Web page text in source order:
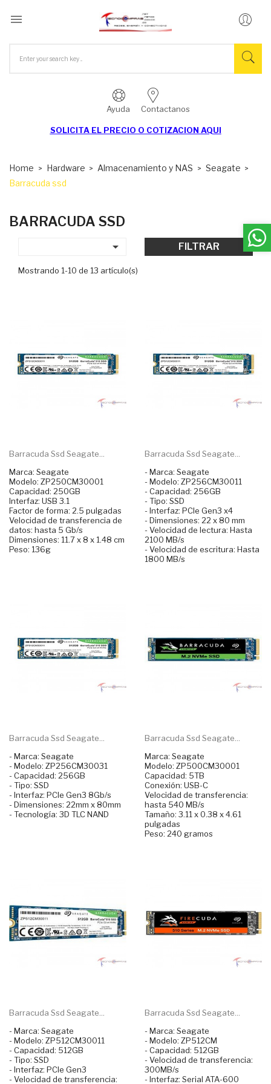

Ayuda Contactanos
SOLICITA EL PRECIO O COTIZACION AQUI
Home Hardware Almacenamiento y NAS
Seagate
Barracuda ssd
BARRACUDA SSD
 FILTRAR
Mostrando 1-10 de 13 artículo(s)
Barracuda Ssd Seagate...
Marca: Seagate
Modelo: ZP250CM30001
Capacidad: 250GB
Interfaz: USB 3.1
Factor de forma: 2.5 pulgadas
Velocidad de transferencia de
datos: hasta 5 Gb/s
Dimensiones: 11.7 x 8 x 1.48 cm
Peso: 136g
Barracuda Ssd Seagate...
- Marca: Seagate
- Modelo: ZP256CM30011
- Capacidad: 256GB
- Tipo: SSD
- Interfaz: PCIe Gen3 x4
- Dimensiones: 22 x 80 mm
- Velocidad de lectura: Hasta
2100 MB/s
- Velocidad de escritura: Hasta
1800 MB/s
Barracuda Ssd Seagate...
- Marca: Seagate
- Modelo: ZP256CM30031
- Capacidad: 256GB
- Tipo: SSD
- Interfaz: PCIe Gen3 8Gb/s
- Dimensiones: 22mm x 80mm
- Tecnología: 3D TLC NAND
Barracuda Ssd Seagate...
Marca: Seagate
Modelo: ZP500CM30001
Capacidad: 5TB
Conexión: USB-C
Velocidad de transferencia:
hasta 540 MB/s
Tamaño: 3.11 x 0.38 x 4.61
pulgadas
Peso: 240 gramos
Barracuda Ssd Seagate...
- Marca: Seagate
- Modelo: ZP512CM30011
- Capacidad: 512GB
- Tipo: SSD
- Interfaz: PCIe Gen3
- Velocidad de transferencia:
Barracuda Ssd Seagate...
- Marca: Seagate
- Modelo: ZP512CM
- Capacidad: 512GB
- Velocidad de transferencia:
300MB/s
- Interfaz: Serial ATA-600